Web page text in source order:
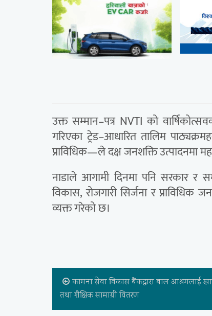
उक्त सम्मान–पत्र NVTI को
गरिएका ट्रेड–आधारित तालिम
प्राविधिक—ले दक्ष जनशक्ति उत्पादनमा
नाडाले आगामी दिनमा पनि सरकार र
विकास, रोजगारी सिर्जना र प्राविधिक
व्यक्त गरेको छ।
कामना सेवा विकास बैंकद्वारा बाल आश्रमलाई
तथा शैक्षिक सामाग्री वितरण